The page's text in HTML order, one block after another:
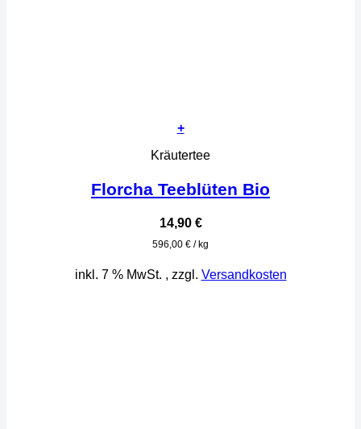
+
Kräutertee
Florcha Teeblüten Bio
14,90 €
596,00 € /kg
inkl. 7 % MwSt. , zzgl. Versandkosten